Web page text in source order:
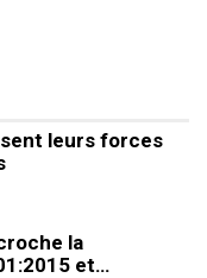
leurs forces
la
et…